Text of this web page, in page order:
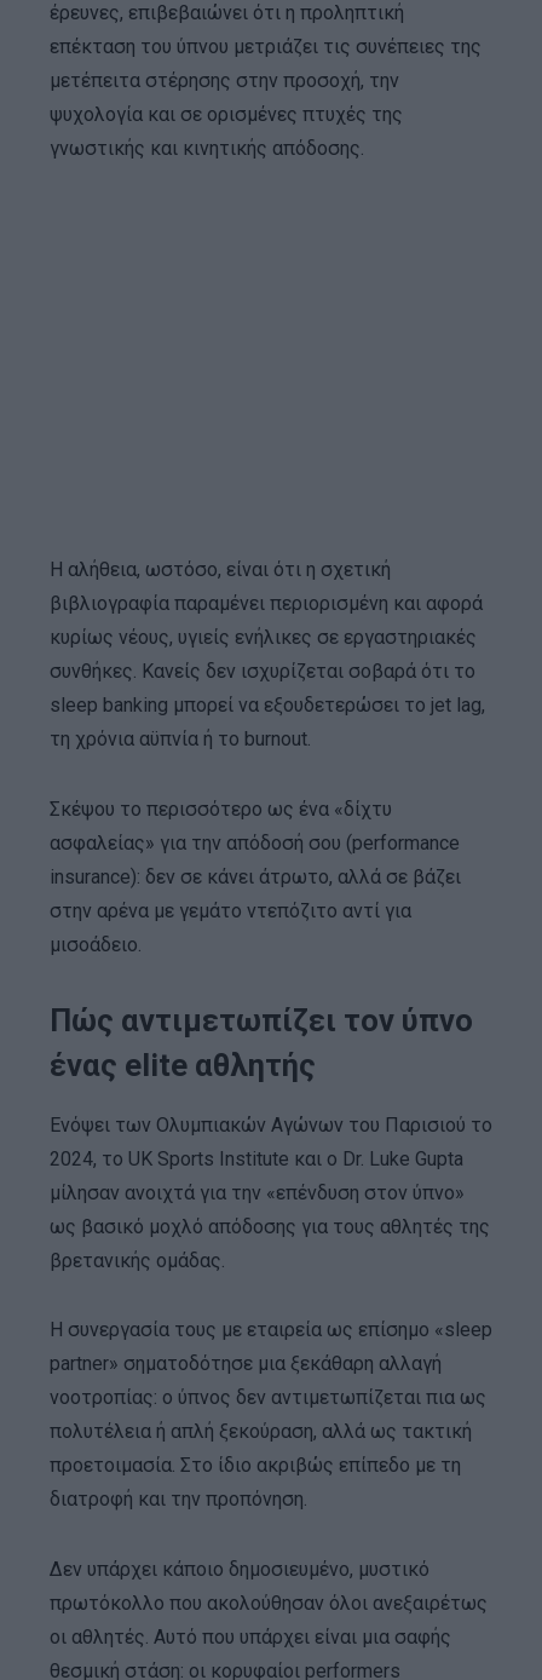
έρευνες, επιβεβαιώνει ότι η προληπτική
επέκταση του ύπνου μετριάζει τις συνέπειες της
μετέπειτα στέρησης στην προσοχή, την
ψυχολογία και σε ορισμένες πτυχές της
γνωστικής και κινητικής απόδοσης.
Η αλήθεια, ωστόσο, είναι ότι η σχετική
βιβλιογραφία παραμένει περιορισμένη και αφορά
κυρίως νέους, υγιείς ενήλικες σε εργαστηριακές
συνθήκες. Κανείς δεν ισχυρίζεται σοβαρά ότι το
sleep banking μπορεί να εξουδετερώσει το jet lag,
τη χρόνια αϋπνία ή το burnout.
Σκέψου το περισσότερο ως ένα «δίχτυ
ασφαλείας» για την απόδοσή σου (performance
insurance): δεν σε κάνει άτρωτο, αλλά σε βάζει
στην αρένα με γεμάτο ντεπόζιτο αντί για
μισοάδειο.
Πώς αντιμετωπίζει τον ύπνο
ένας elite αθλητής
Ενόψει των Ολυμπιακών Αγώνων του Παρισιού το
2024, το UK Sports Institute και ο Dr. Luke Gupta
μίλησαν ανοιχτά για την «επένδυση στον ύπνο»
ως βασικό μοχλό απόδοσης για τους αθλητές της
βρετανικής ομάδας.
Η συνεργασία τους με εταιρεία ως επίσημο «sleep
partner» σηματοδότησε μια ξεκάθαρη αλλαγή
νοοτροπίας: ο ύπνος δεν αντιμετωπίζεται πια ως
πολυτέλεια ή απλή ξεκούραση, αλλά ως τακτική
προετοιμασία. Στο ίδιο ακριβώς επίπεδο με τη
διατροφή και την προπόνηση.
Δεν υπάρχει κάποιο δημοσιευμένο, μυστικό
πρωτόκολλο που ακολούθησαν όλοι ανεξαιρέτως
οι αθλητές. Αυτό που υπάρχει είναι μια σαφής
θεσμική στάση: οι κορυφαίοι performers